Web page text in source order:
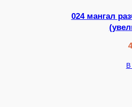
024 мангал
В